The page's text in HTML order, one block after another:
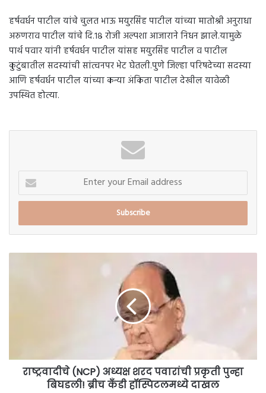
हर्षवर्धन पाटील यांचे चुलत भाऊ मयुरसिंह पाटील यांच्या मातोश्री अनुराधा
अरुणराव पाटील यांचे दि.१८ रोजी अल्पशा आजाराने निधन झाले.यामुळे
पार्थ पवार यांनी हर्षवर्धन पाटील यांसह मयुरसिंह पाटील व पाटील
कुटुंबातील सदस्यांची सांत्वनपर भेट घेतली.पुणे जिल्हा परिषदेच्या सदस्या
आणि हर्षवर्धन पाटील यांच्या कन्या अंकिता पाटील देखील यावेळी
उपस्थित होत्या.
Enter
your
Email
ब्रीच
राष्ट्रवादीचे (NCP) अध्यक्ष शरद पवारांची प्रकृती पुन्हा
बिघडली! ब्रीच कँडी हॉस्पिटलमध्ये दाखल